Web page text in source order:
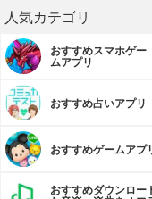
人気カテゴリ
おすすめスマホゲー
ムアプリ
おすすめ占いアプリ
おすすめゲームアプ
おすすめダウンロー